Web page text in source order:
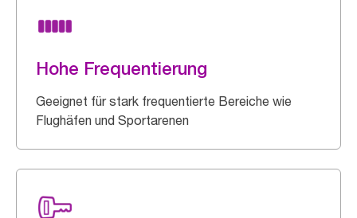
Hohe Frequentierung
Geeignet für stark frequentierte Bereiche wie
Flughäfen und Sportarenen